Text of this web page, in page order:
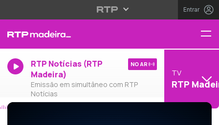
Entrar
RTP Notícias (RTP
Madeira)
Emissão em simultâneo com RTP
Notícias
NO AR
TV
RTP